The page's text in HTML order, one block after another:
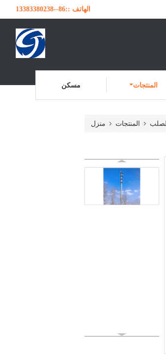
الهاتف ::86--13383380238
مسكن المنتجات
منزل المنتجات